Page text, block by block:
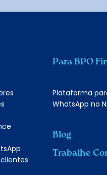
Para BPO
Plataforma
WhatsApp no
Blog
Trabalhe